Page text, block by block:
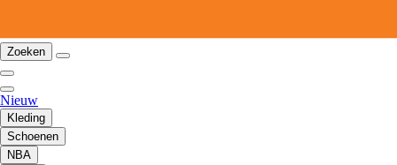
Zoeken
Nieuw
Kleding
Schoenen
NBA